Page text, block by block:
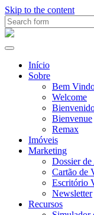
Skip to the content
Search
for:Ana
Início
Sobre
Bem
Welcome
Bienvenue
Remax
Imóveis
Marketing
Dossier de
Cartão de
Escritório
Newsletter
Recursos